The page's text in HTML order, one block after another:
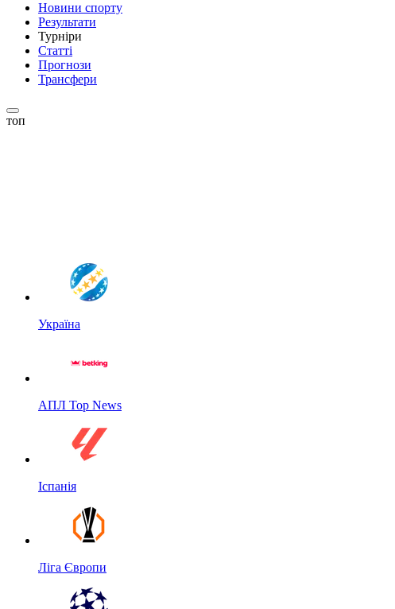
Новини спорту
Результати
Турніри
Статті
Прогнози
Трансфери
топ
Україна
АПЛ Top News
Іспанія
Ліга Європи